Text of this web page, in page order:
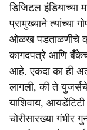
डिजिटल इंडियाच्या
प्रामुख्याने त्यांच्या
ओळख पडताळणीचे
कागदपत्रे आणि
आहे. एकदा का ही
लागली, की ते
याशिवाय,
चोरीसारख्या गंभीर